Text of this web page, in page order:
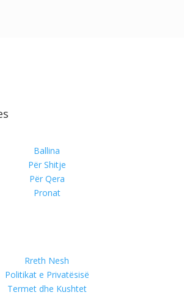
Ballina
Për Shitje
Për Qera
Pronat
Rreth Nesh
Politikat e Privatësisë
Termet dhe Kushtet